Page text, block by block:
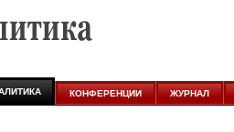
КОНФЕРЕНЦИИ ЖУРНАЛ